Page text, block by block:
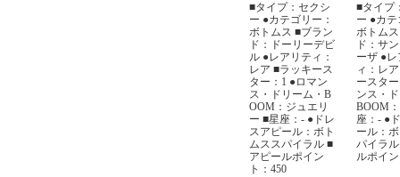
■タイプ：セクシ
ー ●カテゴリー：
ボトムス ■ブラン
ド：ドーリーデビ
ル ●レアリティ：
レア ■ラッキース
ター：1 ●ロマン
ス・ドリーム・B
OOM：ジュエリ
ー ■星座：- ●ドレ
スアピール：ボト
ムススパイラル ■
アピールポイン
ト：450
■タイプ
ー ●カ
ボトム
ド：サ
ーザ ●
ィ：レ
ースタ
ンス・
BOOM
座：- ●
ール：
パイラ
ルポイ